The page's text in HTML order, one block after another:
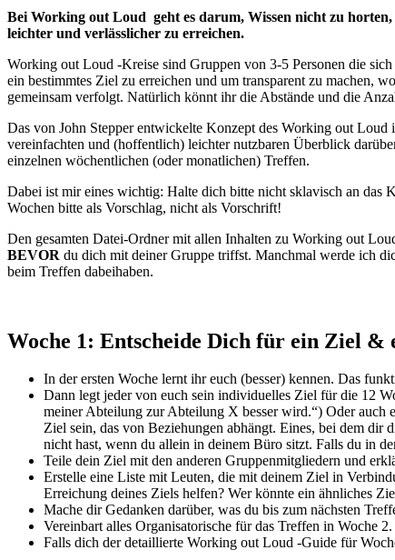
Bei Working out Loud geht es darum, Wissen nicht zu
leichter und verlässlicher zu erreichen.
Working out Loud -Kreise sind Gruppen von 3-5 Personen die
ein bestimmtes Ziel zu erreichen und um transparent zu machen,
gemeinsam verfolgt. Natürlich könnt ihr die Abstände und die
Das von John Stepper entwickelte Konzept des Working out
vereinfachten und (hoffentlich) leichter nutzbaren Überblick
einzelnen wöchentlichen (oder monatlichen) Treffen.
Dabei ist mir eines wichtig: Halte dich bitte nicht sklavisch an das
Wochen bitte als Vorschlag, nicht als Vorschrift!
Den gesamten Datei-Ordner mit allen Inhalten zu Working out
BEVOR du dich mit deiner Gruppe triffst. Manchmal werde ich
beim Treffen dabeihaben.
Woche 1: Entscheide Dich für ein Ziel &
In der ersten Woche lernt ihr euch (besser) kennen. Das
Dann legt jeder von euch sein individuelles Ziel für die 12
meiner Abteilung zur Abteilung X besser wird.“) Oder auch
Ziel sein, das von Beziehungen abhängt. Eines, bei dem dir
nicht hast, wenn du allein in deinem Büro sitzt. Falls du in
Teile dein Ziel mit den anderen Gruppenmitgliedern und
Erstelle eine Liste mit Leuten, die mit deinem Ziel in
Erreichung deines Ziels helfen? Wer könnte ein ähnliches
Mache dir Gedanken darüber, was du bis zum nächsten
Vereinbart alles Organisatorische für das Treffen in Woche 2.
Falls dich der detaillierte Working out Loud -Guide für